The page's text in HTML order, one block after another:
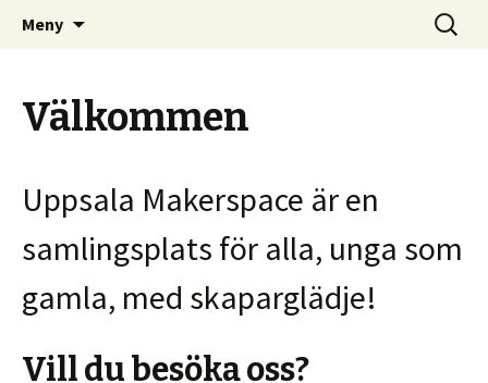
Uppsala Makerspace
Kom och skapa i Uppsala!
Meny
Sök
efter:
Välkommen
Uppsala Makerspace är en
samlingsplats för alla, unga som
gamla, med skaparglädje!
Vill du besöka oss?